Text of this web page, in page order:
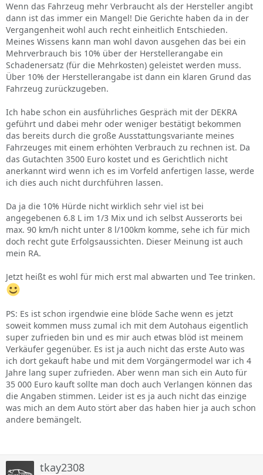
Wenn das Fahrzeug mehr Verbraucht als der Hersteller angibt
dann ist das immer ein Mangel! Die Gerichte haben da in der
Vergangenheit wohl auch recht einheitlich Entschieden.
Meines Wissens kann man wohl davon ausgehen das bei ein
Mehrverbrauch bis 10% über der Herstellerangabe ein
Schadenersatz (für die Mehrkosten) geleistet werden muss.
Über 10% der Herstellerangabe ist dann ein klaren Grund das
Fahrzeug zurückzugeben.
Ich habe schon ein ausführliches Gespräch mit der DEKRA
geführt und dabei mehr oder weniger bestätigt bekommen
das bereits durch die große Ausstattungsvariante meines
Fahrzeuges mit einem erhöhten Verbrauch zu rechnen ist. Da
das Gutachten 3500 Euro kostet und es Gerichtlich nicht
anerkannt wird wenn ich es im Vorfeld anfertigen lasse, werde
ich dies auch nicht durchführen lassen.
Da ja die 10% Hürde nicht wirklich sehr viel ist bei
angegebenen 6.8 L im 1/3 Mix und ich selbst Ausserorts bei
max. 90 km/h nicht unter 8 l/100km komme, sehe ich für mich
doch recht gute Erfolgsaussichten. Dieser Meinung ist auch
mein RA.
Jetzt heißt es wohl für mich erst mal abwarten und Tee trinken.
PS: Es ist schon irgendwie eine blöde Sache wenn es jetzt
soweit kommen muss zumal ich mit dem Autohaus eigentlich
super zufrieden bin und es mir auch etwas blöd ist meinem
Verkäufer gegenüber. Es ist ja auch nicht das erste Auto was
ich dort gekauft habe und mit dem Vorgängermodel war ich 4
Jahre lang super zufrieden. Aber wenn man sich ein Auto für
35 000 Euro kauft sollte man doch auch Verlangen können das
die Angaben stimmen. Leider ist es ja auch nicht das einzige
was mich an dem Auto stört aber das haben hier ja auch schon
andere bemängelt.
tkay2308